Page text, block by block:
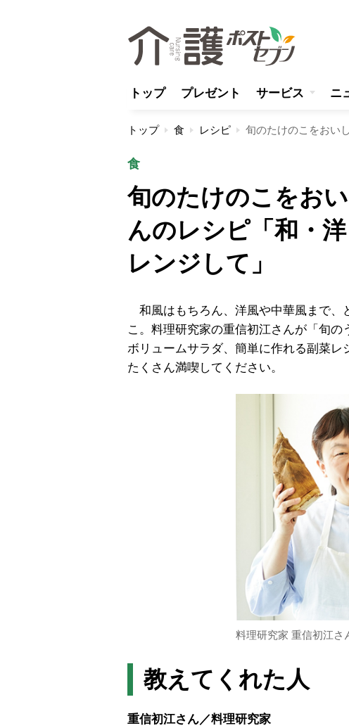
トップ プレゼント サービス ニ
トップ 食 レシピ
食
旬のたけのこをお
んのレシピ「和・
レンジして」
和風はもちろん、洋風や中華風まで、
こ。料理研究家の重信初江さんが「旬
ボリュームサラダ、簡単に作れる副菜
たくさん満喫してください。
料理研究家 重信初江さ
教えてくれた人
重信初江さん／料理研究家